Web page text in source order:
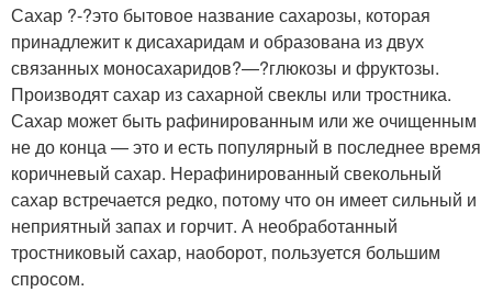
Сахар ?-?это бытовое название сахарозы, которая
принадлежит к дисахаридам и образована из двух
связанных моносахаридов?—?глюкозы и фруктозы.
Производят сахар из сахарной свеклы или тростника.
Сахар может быть рафинированным или же очищенным
не до конца — это и есть популярный в последнее время
коричневый сахар. Нерафинированный свекольный
сахар встречается редко, потому что он имеет сильный и
неприятный запах и горчит. А необработанный
тростниковый сахар, наоборот, пользуется большим
спросом.